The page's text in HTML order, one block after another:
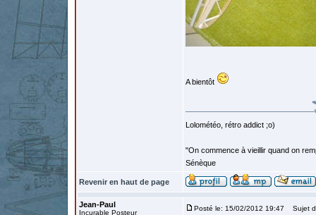
A bientôt
Lolométéo, rétro addict ;o)
"On commence à vieillir quand on
Sénèque
Revenir en haut de page
Jean-Paul
Incurable Posteur
Posté le: 15/02/2012 19:47 Sujet